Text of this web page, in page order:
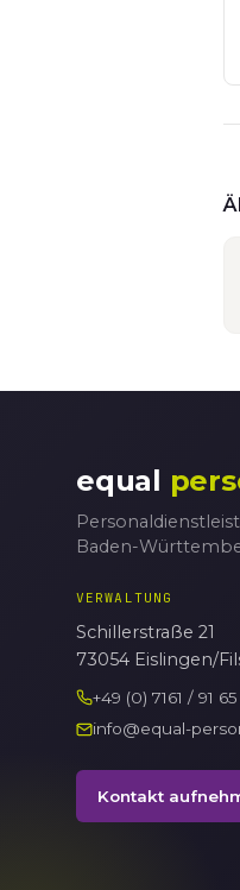
equal
Baden-
VERWALTUNG
Schillerstraße 21
73054 Eislingen/
+49 (0) 7161 / 91
info@equal-
Kontakt